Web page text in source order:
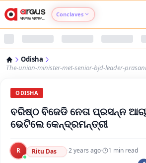
Conclaves
Argus Nari Shakti
Argus Health Connect
Odisha
The-union-minister-met-senior-bjd-leader-
ODISHA
ବରିଷ୍ଠ ବିଜେଡି ନେତା ପ୍ରସନ୍ନ
ଭେଟିଲେ କେନ୍ଦ୍ରମନ୍ତ୍ରୀ
R Ritu Das ·2 years ago· 1 min read